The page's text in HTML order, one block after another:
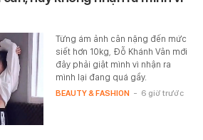
Từng ám ảnh cân nặng đến mức
siết hơn 10kg, Đỗ Khánh Vân mới
đây phải giật mình vì nhận ra
mình lại đang quá gầy.
BEAUTY & FASHION - 6 giờ trước